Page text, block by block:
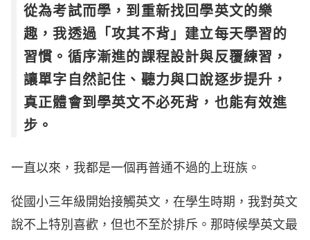
從為考試而學，到重新找回學英文的樂
趣，我透過「攻其不背」建立每天學習的
習慣。循序漸進的課程設計與反覆練習，
讓單字自然記住、聽力與口說逐步提升，
真正體會到學英文不必死背，也能有效進
步。
一直以來，我都是一個再普通不過的上班族。
從國小三年級開始接觸英文，在學生時期，我對英文
說不上特別喜歡，但也不至於排斥。那時候學英文最